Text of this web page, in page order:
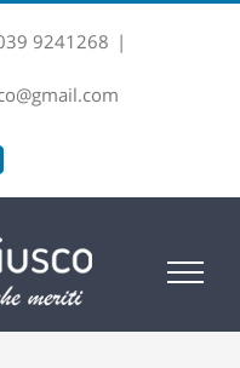
9241268 |